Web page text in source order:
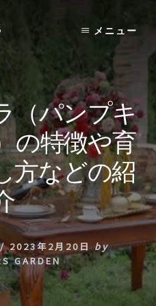
メニュー
（パンプキ
の特徴や育
方などの紹
2023年2月20日 by
GARDEN